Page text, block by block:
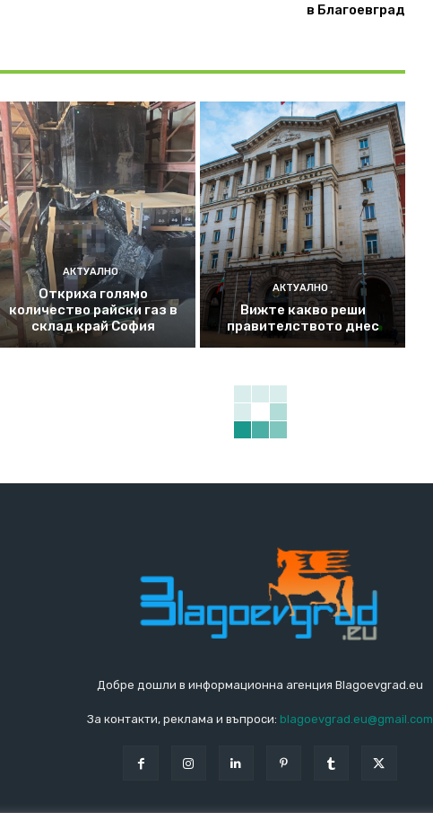
в Благоевград
АКТУАЛНО
Откриха голямо
количество райски газ в
склад край София
АКТУАЛНО
Вижте какво реши
правителството днес
Добре дошли в информационна агенция Blagoevgrad.eu
За контакти, реклама и въпроси: blagoevgrad.eu@gmail.com